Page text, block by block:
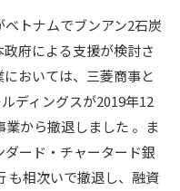
トナムでブンアン2石炭
府による支援が検討さ
おいては、三菱商事と
ディングスが2019年12
から撤退しました 。ま
ード・チャータード銀
も相次いで撤退し、融資